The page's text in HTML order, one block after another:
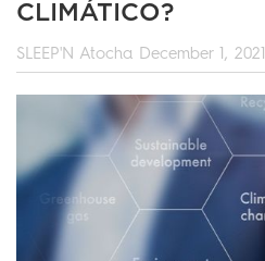
CLIMÁTICO?
SLEEP'N Atocha December 1, 2021